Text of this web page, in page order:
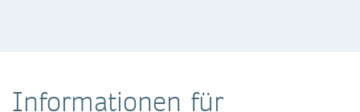
Informationen für